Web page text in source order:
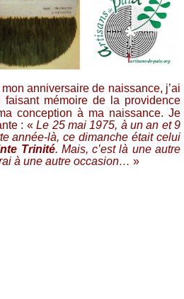
anniversaire de naissance, j’ai
faisant mémoire de la providence
conception à ma naissance. Je
: «Le 25 mai 1975, à un an et 9
année-là, ce dimanche était celui
Trinité. Mais, c’est là une autre
à une autre occasion… »